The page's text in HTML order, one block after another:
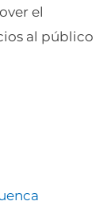
el
al público